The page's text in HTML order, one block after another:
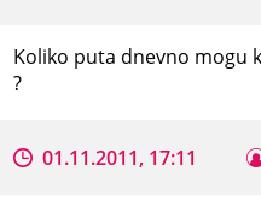
Koliko puta dnevno mogu
?
01.11.2011, 17:11